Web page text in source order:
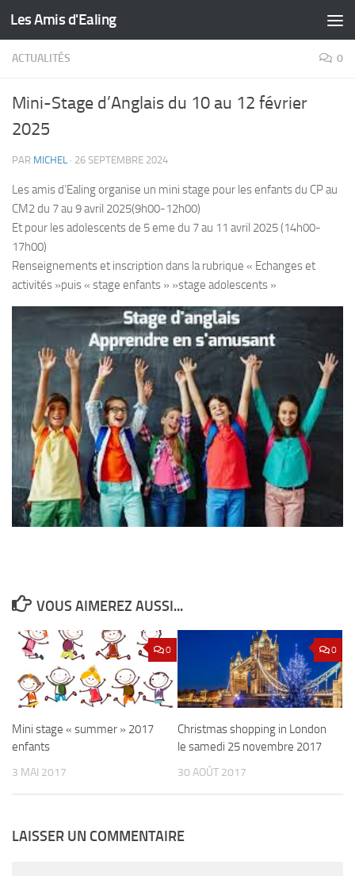
Skip to content
Les Amis d'Ealing
ACTUALITÉS 0
Mini-Stage d’Anglais du 10 au 12 février
2025
PAR MICHEL · 26 SEPTEMBRE 2024
Les amis d’Ealing organise un mini stage pour les enfants du CP au
CM2 du 7 au 9 avril 2025(9h00-12h00)
Et pour les adolescents de 5 eme du 7 au 11 avril 2025 (14h00-
17h00)
Renseignements et inscription dans la rubrique « Echanges et
activités »puis « stage enfants » »stage adolescents »
VOUS AIMEREZ AUSSI...
0
Mini stage « summer » 2017
enfants
3 MAI 2017
0
Christmas shopping in London
le samedi 25 novembre 2017
30 AOÛT 2017
LAISSER UN COMMENTAIRE